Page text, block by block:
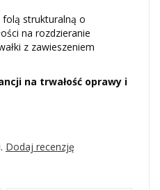
strukturalną o
na rozdzieranie
z zawieszeniem
na trwałość oprawy i
Dodaj recenzję